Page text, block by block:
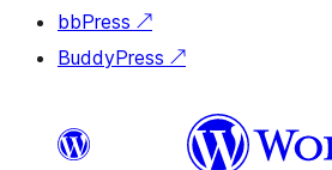
bbPress ↗
BuddyPress ↗